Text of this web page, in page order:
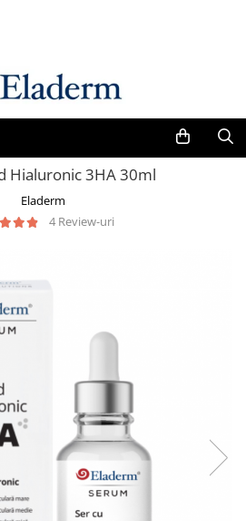
Hialuronic 3HA 30ml
Eladerm
4 Review-uri